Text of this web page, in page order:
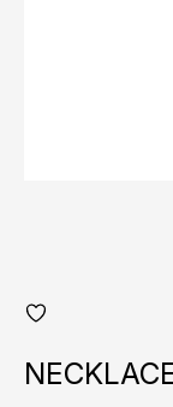
fav